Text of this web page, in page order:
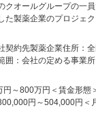
ットワークをもとにヘ
グ、臨床、データ・テ
る多様なプログラムが
も用意されており、基
クオールグループの一
た製薬企業のプロジェク
ロジェクトは多岐に渡
が整っています。
エリアの医療機関（開
ていただきます。
ョン
契約先製薬企業住所：
囲：会社の定める事業所
円～800万円＜賃金形態
円～504,000円＜